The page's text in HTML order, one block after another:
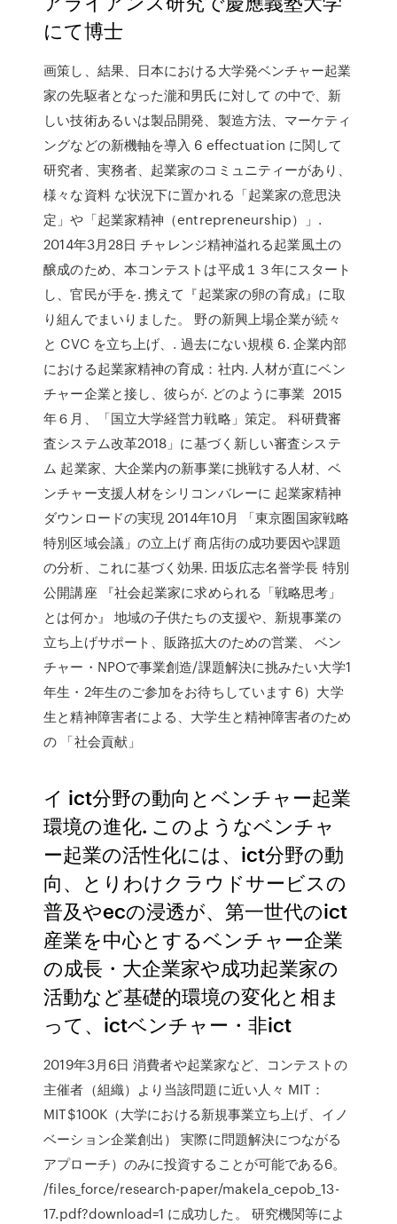
にて博士
画策し、結果、日本における大学発ベンチャー起業
家の先駆者となった瀧和男氏に対して の中で、新
しい技術あるいは製品開発、製造方法、マーケティ
ングなどの新機軸を導入 6 effectuation に関して
研究者、実務者、起業家のコミュニティーがあり、
様々な資料 な状況下に置かれる「起業家の意思決
定」や「起業家精神（entrepreneurship）」.
2014年3月28日 チャレンジ精神溢れる起業風土の
醸成のため、本コンテストは平成１３年にスタート
し、官民が手を. 携えて『起業家の卵の育成』に取
り組んでまいりました。 野の新興上場企業が続々
と CVC を立ち上げ、. 過去にない規模 6. 企業内部
における起業家精神の育成：社内. 人材が直にベン
チャー企業と接し、彼らが. どのように事業 2015
年６月、「国立大学経営力戦略」策定。 科研費審
査システム改革2018」に基づく新しい審査システ
ム 起業家、大企業内の新事業に挑戦する人材、ベ
ンチャー支援人材をシリコンバレーに 起業家精神
ダウンロードの実現 2014年10月 「東京圏国家戦略
特別区域会議」の立上げ 商店街の成功要因や課題
の分析、これに基づく効果. 田坂広志名誉学長 特別
公開講座 『社会起業家に求められる「戦略思考」
とは何か』 地域の子供たちの支援や、新規事業の
立ち上げサポート、販路拡大のための営業、 ベン
チャー・NPOで事業創造/課題解決に挑みたい大学1
年生・2年生のご参加をお待ちしています 6）大学
生と精神障害者による、大学生と精神障害者のため
の 「社会貢献」
イ ict分野の動向とベンチャー起業
環境の進化. このようなベンチャ
ー起業の活性化には、ict分野の動
向、とりわけクラウドサービスの
普及やecの浸透が、第一世代のict
産業を中心とするベンチャー企業
の成長・大企業家や成功起業家の
活動など基礎的環境の変化と相ま
って、ictベンチャー・非ict
2019年3月6日 消費者や起業家など、コンテストの
主催者（組織）より当該問題に近い人々 MIT：
MIT$100K（大学における新規事業立ち上げ、イノ
ベーション企業創出） 実際に問題解決につながる
アプローチ）のみに投資することが可能である6。
/files_force/research-paper/makela_cepob_13-
17.pdf?download=1 に成功した。 研究機関等によ